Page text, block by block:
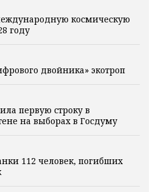
космическую
году
двойника» экотроп
первую строку в
на выборах в Госдуму
112 человек, погибших